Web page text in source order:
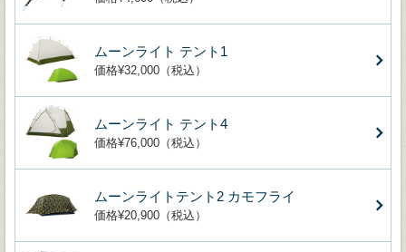
ムーンライト テント1
価格¥32,000（税込）
ムーンライト テント4
価格¥76,000（税込）
ムーンライトテント2 カモフライ
価格¥20,900（税込）